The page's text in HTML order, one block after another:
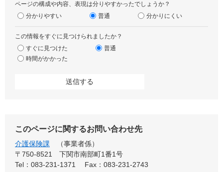
ページの構成や内容、表現は分りやすかったでしょうか？
分かりやすい
普通 分かりにくい
この情報をすぐに見つけられましたか？
すぐに見つけた
普通
時間がかかった
このページに関するお問い合わせ先
介護保険課
事業者係
〒750-8521
下関市南部町1番1号
Tel：083-231-1371
Fax：083-231-2743